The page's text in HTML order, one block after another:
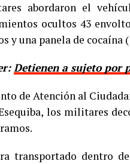
abordaron el
ocultos 43
y una panela de
Detienen a sujeto por
de Atención al
los militares
transportado dentro